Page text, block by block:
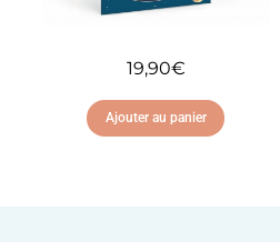
19,90€
Ajouter au panier